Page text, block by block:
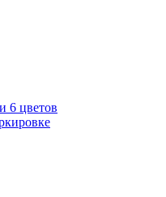
6 цветов